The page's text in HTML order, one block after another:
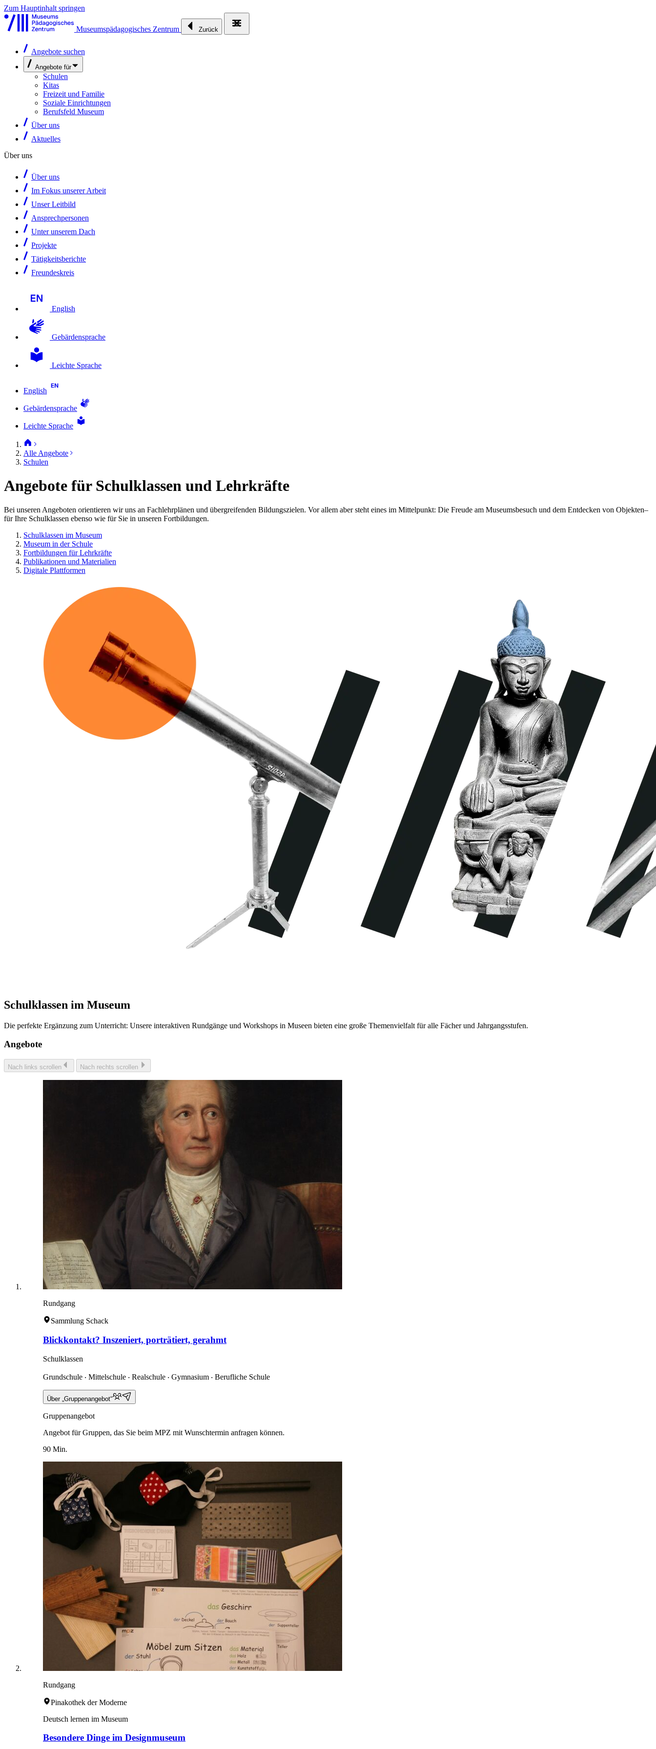
Zum Hauptinhalt springen
Museumspädagogisches Zentrum Zurück
Angebote suchen
Angebote für
Schulen
Kitas
Freizeit und Familie
Soziale Einrichtungen
Berufsfeld Museum
Über uns
Aktuelles
Über uns
Über uns
Im Fokus unserer Arbeit
Unser Leitbild
Ansprechpersonen
Unter unserem Dach
Projekte
Tätigkeitsberichte
Freundeskreis
English
Gebärdensprache
Leichte Sprache
English
Gebärdensprache
Leichte Sprache
Alle Angebote
Schulen
Angebote für Schulklassen und Lehrkräfte
Bei unseren Angeboten orientieren wir uns an Fachlehrplänen und übergreifenden Bildungszielen. Vor allem aber steht eines im Mittelpunkt: Die Freude am Museumsbesuch und dem Entdecken von Objekten–
für Ihre Schulklassen ebenso wie für Sie in unseren Fortbildungen.
Schulklassen im Museum
Museum in der Schule
Fortbildungen für Lehrkräfte
Publikationen und Materialien
Digitale Plattformen
Schulklassen im Museum
Die perfekte Ergänzung zum Unterricht: Unsere interaktiven Rundgänge und Workshops in Museen bieten eine große Themenvielfalt für alle Fächer und Jahrgangsstufen.
Angebote
Nach links scrollen Nach rechts scrollen
Rundgang
Sammlung Schack
Blickkontakt? Inszeniert, porträtiert, gerahmt
Schulklassen
Grundschule ‧ Mittelschule ‧ Realschule ‧ Gymnasium ‧ Berufliche Schule
Über „Gruppenangebot“
Gruppenangebot
Angebot für Gruppen, das Sie beim MPZ mit Wunschtermin anfragen können.
90 Min.
Rundgang
Pinakothek der Moderne
Deutsch lernen im Museum
Besondere Dinge im Designmuseum